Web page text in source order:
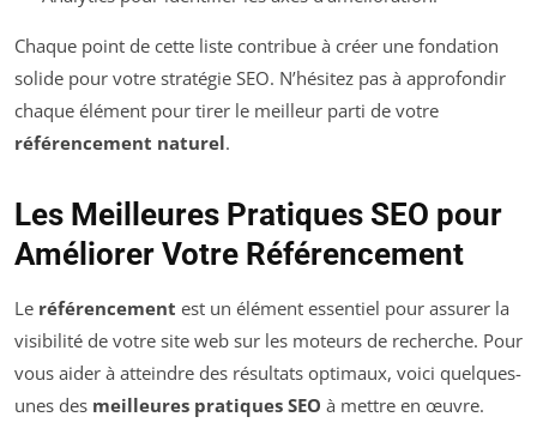
Chaque point de cette liste contribue à créer une fondation
solide pour votre stratégie SEO. N’hésitez pas à approfondir
chaque élément pour tirer le meilleur parti de votre
référencement naturel.
Les Meilleures Pratiques SEO pour
Améliorer Votre Référencement
Le référencement est un élément essentiel pour assurer la
visibilité de votre site web sur les moteurs de recherche. Pour
vous aider à atteindre des résultats optimaux, voici quelques-
unes des meilleures pratiques SEO à mettre en œuvre.